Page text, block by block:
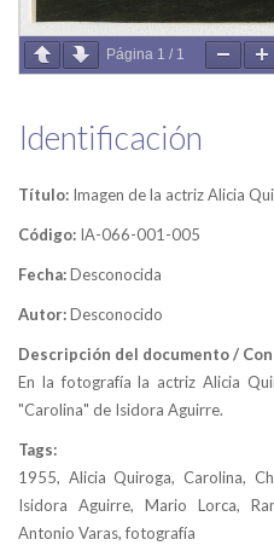
Página 1 / 1
Identificación
Título: Imagen de la actriz Alicia
Código: IA-066-001-005
Fecha:Desconocida
Autor:Desconocido
Descripción del documento /
En la fotografía la actriz Alicia
"Carolina" de Isidora Aguirre.
Tags:
1955, Alicia Quiroga, Carolina,
Isidora Aguirre, Mario Lorca,
Antonio Varas, fotografía